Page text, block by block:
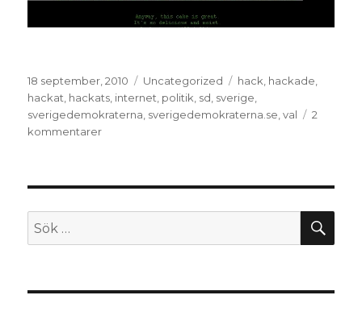
Postat
18 september, 2010 Kategorier
Uncategorized Taggar
hack, hackade,
hackat, hackats, internet, politik, sd, sverige,
sverigedemokraterna, sverigedemokraterna.se,val
2
kommentarertill
och
Sök
efter: